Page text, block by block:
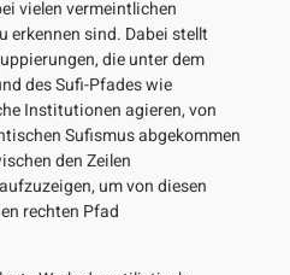
vielen vermeintlichen
erkennen sind. Dabei stellt
die unter dem
des Sufi-Pfades wie
Institutionen agieren, von
Sufismus abgekommen
den Zeilen
um von diesen
rechten Pfad